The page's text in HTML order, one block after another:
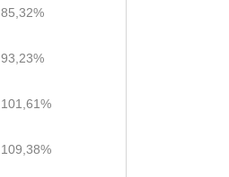
85,32%
93,23%
101,61%
109,38%